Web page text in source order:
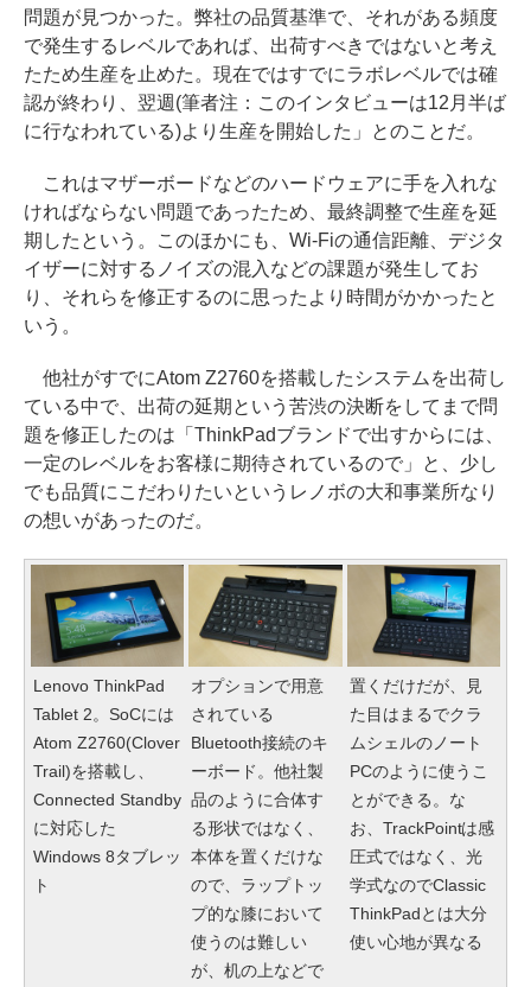
問題が見つかった。弊社の品質基準で、それがある頻度
で発生するレベルであれば、出荷すべきではないと考え
たため生産を止めた。現在ではすでにラボレベルでは確
認が終わり、翌週(筆者注：このインタビューは12月半ば
に行なわれている)より生産を開始した」とのことだ。
これはマザーボードなどのハードウェアに手を入れな
ければならない問題であったため、最終調整で生産を延
期したという。このほかにも、Wi-Fiの通信距離、デジタ
イザーに対するノイズの混入などの課題が発生してお
り、それらを修正するのに思ったより時間がかかったと
いう。
他社がすでにAtom Z2760を搭載したシステムを出荷し
ている中で、出荷の延期という苦渋の決断をしてまで問
題を修正したのは「ThinkPadブランドで出すからには、
一定のレベルをお客様に期待されているので」と、少し
でも品質にこだわりたいというレノボの大和事業所なり
の想いがあったのだ。
Lenovo ThinkPad
Tablet 2。SoCには
Atom Z2760(Clover
Trail)を搭載し、
Connected Standby
に対応した
Windows 8タブレッ
ト
オプションで用意
されている
Bluetooth接続のキ
ーボード。他社製
品のように合体す
る形状ではなく、
本体を置くだけな
ので、ラップトッ
プ的な膝において
使うのは難しい
が、机の上などで
置くだけだが、見
た目はまるでクラ
ムシェルのノート
PCのように使うこ
とができる。な
お、TrackPointは感
圧式ではなく、光
学式なのでClassic
ThinkPadとは大分
使い心地が異なる